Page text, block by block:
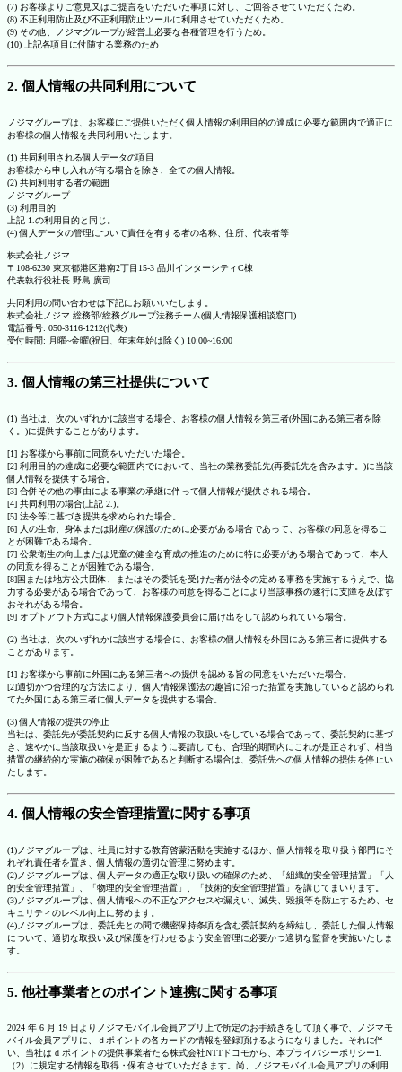
(7) お客様よりご意見又はご提言をいただいた事項に対し、ご回答させていただくため。
(8) 不正利用防止及び不正利用防止ツールに利用させていただくため。
(9) その他、ノジマグループが経営上必要な各種管理を行うため。
(10) 上記各項目に付随する業務のため
2. 個人情報の共同利用について
ノジマグループは、お客様にご提供いただく個人情報の利用目的の達成に必要な範囲内で適正に
お客様の個人情報を共同利用いたします。
(1) 共同利用される個人データの項目
お客様から申し入れが有る場合を除き、全ての個人情報。
(2) 共同利用する者の範囲
ノジマグループ
(3) 利用目的
上記 1.の利用目的と同じ。
(4) 個人データの管理について責任を有する者の名称、住所、代表者等
株式会社ノジマ
〒108-6230 東京都港区港南2丁目15-3 品川インターシティC棟
代表執行役社長 野島 廣司
共同利用の問い合わせは下記にお願いいたします。
株式会社ノジマ 総務部/総務グループ法務チーム(個人情報保護相談窓口)
電話番号: 050-3116-1212(代表)
受付時間: 月曜~金曜(祝日、年末年始は除く) 10:00~16:00
3. 個人情報の第三社提供について
(1) 当社は、次のいずれかに該当する場合、お客様の個人情報を第三者(外国にある第三者を除
く。)に提供することがあります。
[1] お客様から事前に同意をいただいた場合。
[2] 利用目的の達成に必要な範囲内でにおいて、当社の業務委託先(再委託先を含みます。)に当該
個人情報を提供する場合。
[3] 合併その他の事由による事業の承継に伴って個人情報が提供される場合。
[4] 共同利用の場合(上記 2.)。
[5] 法令等に基づき提供を求められた場合。
[6] 人の生命、身体または財産の保護のために必要がある場合であって、お客様の同意を得るこ
とが困難である場合。
[7] 公衆衛生の向上または児童の健全な育成の推進のために特に必要がある場合であって、本人
の同意を得ることが困難である場合。
[8]国または地方公共団体、またはその委託を受けた者が法令の定める事務を実施するうえで、協
力する必要がある場合であって、お客様の同意を得ることにより当該事務の遂行に支障を及ぼす
おそれがある場合。
[9] オプトアウト方式により個人情報保護委員会に届け出をして認められている場合。
(2) 当社は、次のいずれかに該当する場合に、お客様の個人情報を外国にある第三者に提供する
ことがあります。
[1] お客様から事前に外国にある第三者への提供を認める旨の同意をいただいた場合。
[2]適切かつ合理的な方法により、個人情報保護法の趣旨に沿った措置を実施していると認められ
てた外国にある第三者に個人データを提供する場合。
(3) 個人情報の提供の停止
当社は、委託先が委託契約に反する個人情報の取扱いをしている場合であって、委託契約に基づ
き、速やかに当該取扱いを是正するように要請しても、合理的期間内にこれが是正されず、相当
措置の継続的な実施の確保が困難であると判断する場合は、委託先への個人情報の提供を停止い
たします。
4. 個人情報の安全管理措置に関する事項
(1)ノジマグループは、社員に対する教育啓蒙活動を実施するほか、個人情報を取り扱う部門にそ
れぞれ責任者を置き、個人情報の適切な管理に努めます。
(2)ノジマグループは、個人データの適正な取り扱いの確保のため、「組織的安全管理措置」「人
的安全管理措置」、「物理的安全管理措置」、「技術的安全管理措置」を講じてまいります。
(3)ノジマグループは、個人情報への不正なアクセスや漏えい、滅失、毀損等を防止するため、セ
キュリティのレベル向上に努めます。
(4)ノジマグループは、委託先との間で機密保持条項を含む委託契約を締結し、委託した個人情報
について、適切な取扱い及び保護を行わせるよう安全管理に必要かつ適切な監督を実施いたしま
す。
5. 他社事業者とのポイント連携に関する事項
2024 年 6 月 19 日よりノジマモバイル会員アプリ上で所定のお手続きをして頂く事で、ノジマモ
バイル会員アプリに、ｄポイントの各カードの情報を登録頂けるようになりました。それに伴
い、当社は d ポイントの提供事業者たる株式会社NTTドコモから、本プライバシーポリシー1.
（2）に規定する情報を取得・保有させていただきます。尚、ノジマモバイル会員アプリの利用